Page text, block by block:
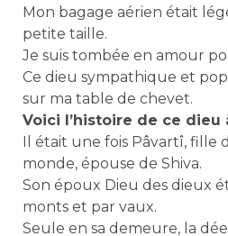
Mon bagage aérien était
petite taille.
Je suis tombée en amour
Ce dieu sympathique et
sur ma table de chevet.
Voici l’histoire de ce dieu
Il était une fois Pâvartî, fille
monde, épouse de Shiva.
Son époux Dieu des dieux
monts et par vaux.
Seule en sa demeure, la